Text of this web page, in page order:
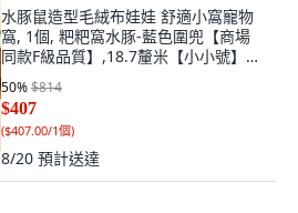
水豚鼠造型毛絨布娃娃 舒適小窩寵物
窩, 1個, 粑粑窩水豚-藍色圍兜【商場
同款F級品質】,18.7釐米【小小號】很
小隻不夠抱的
50%$814
$407
($407.00/1個)
8/20 預計送達